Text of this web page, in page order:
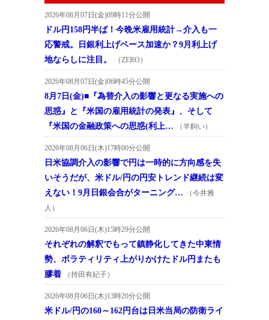
2026年08月07日(金)09時11分公開
ドル円158円半ば！今晩米雇用統計→介入も一
応警戒。日銀利上げペース加速か？9月利上げ
地ならしに注目。
（ZERO）
2026年08月07日(金)06時45分公開
8月7日(金)■『為替介入の影響と更なる実施への
思惑』と『米国の雇用統計の発表』、そして
『米国の金融政策への思惑(利上…
（羊飼い）
2026年08月06日(木)17時00分公開
日米協調介入の影響で円は一時的に方向感を失
いそうだが、米ドル/円の円安トレンド継続は変
えない！9月日銀会合がターニング…
（今井雅
人）
2026年08月06日(木)15時29分公開
それぞれの解釈でもって鎮静化してきた中東情
勢、ボラティリティ上がりかけたドル円またも
膠着
（持田有紀子）
2026年08月06日(木)13時20分公開
米ドル/円の160～162円台は日米当局の防衛ライ